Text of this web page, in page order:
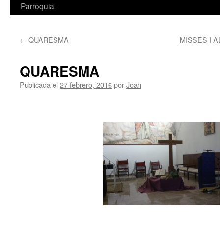
Parroquial
← QUARESMA MISSES I
QUARESMA
Publicada el 27 febrero, 2016porJoan